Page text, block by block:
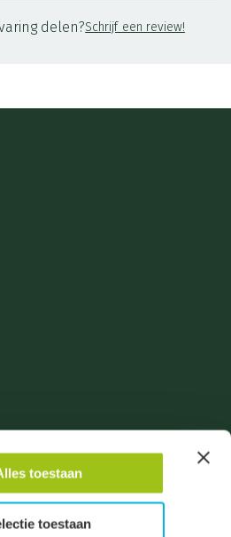
toestaan
toestaan
delen?Schrijf een review!